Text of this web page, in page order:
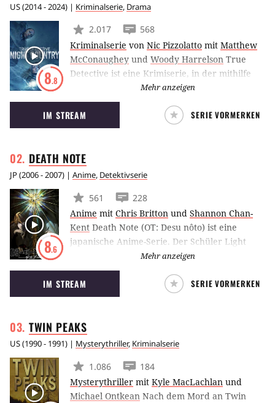
US(2014 - 2024) | Kriminalserie, Drama
8.8
2.017
568
Kriminalserie von Nic Pizzolatto mit Matthew
McConaughey und Woody Harrelson True
Detective ist eine Krimiserie, in der mithilfe
von Zeitsprüngen und verschiedenen
Blickwinkeln eine 17 Jahre zurückliegende
Mordserie aufgeklärt werden soll. Die beiden
Ermittler der ersten Staffel, die Jagd auf den
McConaughey und Woody Harrelson gespielt.
Mehr anzeigen
IM STREAM SERIE VORMERKEN
DEATH NOTE
JP(2006 - 2007) | Anime, Detektivserie
8.6
561
228
Anime mit Chris Britton und Shannon Chan-
Kent Death Note (OT: Desu nôto) ist eine
japanische Anime-Serie. Der Schüler Light
Yagami findet ein übernatürliches Notizbuch.
Jeder Mensch, dessen Namen in das Notizbuch
geschrieben wird, stirbt unmittelbar darauf
ohne sich wehren zu können. Light nutzt seine
Todesgottes Ryuk die Welt von Kriminellen zu
säubern.
Mehr anzeigen
IM STREAM SERIE VORMERKEN
TWIN PEAKS
US(1990 - 1991) | Mysterythriller, Kriminalserie
1.086
184
Mysterythriller mit Kyle MacLachlan und
Michael Ontkean Nach dem Mord an Twin